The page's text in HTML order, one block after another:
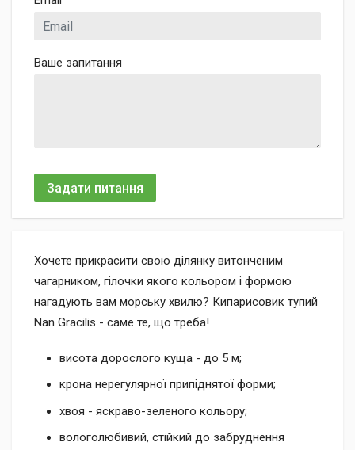
Ваше запитання
Задати питання
Хочете прикрасити свою ділянку витонченим
чагарником, гілочки якого кольором і формою
нагадують вам морську хвилю? Кипарисовик тупий
Nan Gracilis - саме те, що треба!
висота дорослого куща - до 5 м;
крона нерегулярної припіднятої форми;
хвоя - яскраво-зеленого кольору;
вологолюбивий, стійкий до забруднення